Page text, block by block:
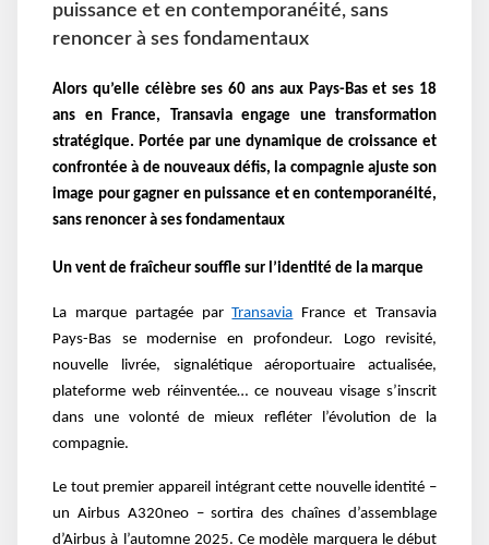
puissance et en contemporanéité, sans
renoncer à ses fondamentaux
Alors qu’elle célèbre ses 60 ans aux Pays-Bas et ses 18
ans en France, Transavia engage une transformation
stratégique. Portée par une dynamique de croissance et
confrontée à de nouveaux défis, la compagnie ajuste son
image pour gagner en puissance et en contemporanéité,
sans renoncer à ses fondamentaux
Un vent de fraîcheur souffle sur l’identité de la marque
La marque partagée parTransavia France et Transavia
Pays-Bas se modernise en profondeur. Logo revisité,
nouvelle livrée, signalétique aéroportuaire actualisée,
plateforme web réinventée… ce nouveau visage s’inscrit
dans une volonté de mieux refléter l’évolution de la
compagnie.
Le tout premier appareil intégrant cette nouvelle identité –
un Airbus A320neo – sortira des chaînes d’assemblage
d’Airbus à l’automne 2025. Ce modèle marquera le début